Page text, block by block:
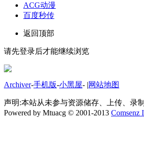
ACG动漫
百度秒传
返回顶部
请先登录后才能继续浏览
Archiver-手机版-小黑屋- |网站地图
声明:本站从未参与资源储存、上传、录
Powered by Mtuacg © 2001-2013 Comsenz